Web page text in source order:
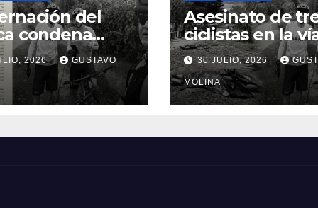
del
condena
de tres
y exige
urgentes
2026 GUSTAVO
Asesinato de
ciclistas en la
Totoró – Silvia,
genera
consternación
Cauca
30 JULIO, 2026
MOLINA